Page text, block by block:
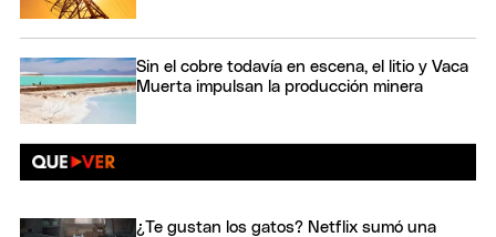
Sin el cobre todavía en escena, el litio y Vaca
Muerta impulsan la producción minera
¿Te gustan los gatos? Netflix sumó una